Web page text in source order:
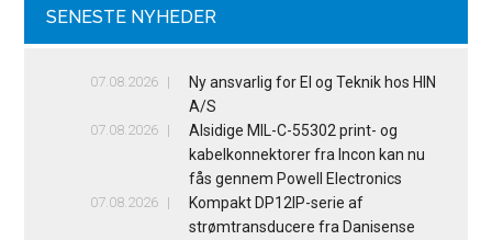
SENESTE NYHEDER
07.08.2026
Ny ansvarlig for El og Teknik hos HIN
A/S
07.08.2026
Alsidige MIL-C-55302 print- og
kabelkonnektorer fra Incon kan nu
fås gennem Powell Electronics
07.08.2026
Kompakt DP12IP-serie af
strømtransducere fra Danisense